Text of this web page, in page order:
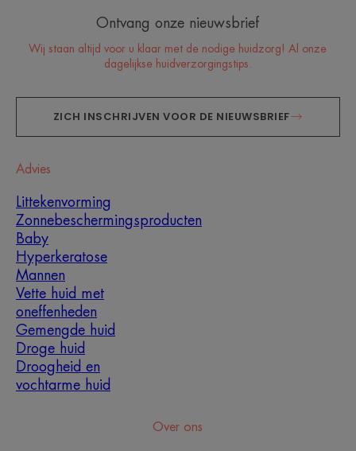
Ontvang onze nieuwsbrief
Wij staan altijd voor u klaar met de nodige huidzorg! Al onze
dagelijkse huidverzorgingstips.
ZICH INSCHRIJVEN VOOR DE NIEUWSBRIEF
Advies
Littekenvorming
Zonnebeschermingsproducten
Baby
Hyperkeratose
Mannen
Vette huid met
oneffenheden
Gemengde huid
Droge huid
Droogheid en
vochtarme huid
Over ons